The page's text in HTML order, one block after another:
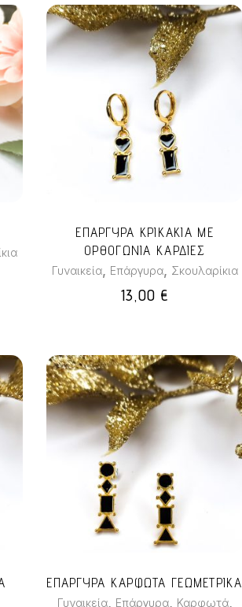
ΕΠΑΡΓΥΡΑ ΚΡΙΚΑΚΙΑ ΜΕ
ΟΡΘΟΓΩΝΙΑ ΚΑΡΔΙΕΣ
Γυναικεία, Επάργυρα, Σκουλαρίκια
13,00€
ΕΠΑΡΓΥΡΑ ΚΑΡΦΩΤΑ ΓΕΩΜΕΤΡΙΚΑ
Γυναικεία, Επάργυρα, Καρφωτά,